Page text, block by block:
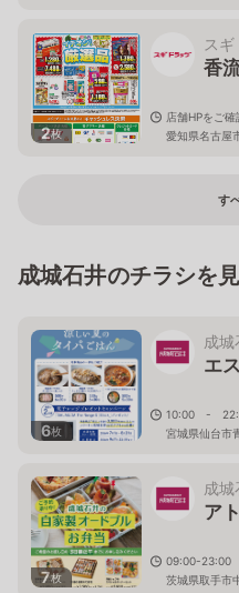
2枚
ス
香
店舗HPをご
愛知県名古屋
す
成城石井のチラシを
6枚
成城
エ
10:00 -
宮城県仙台市
7枚
成城
ア
09:00-23:00
茨城県取手